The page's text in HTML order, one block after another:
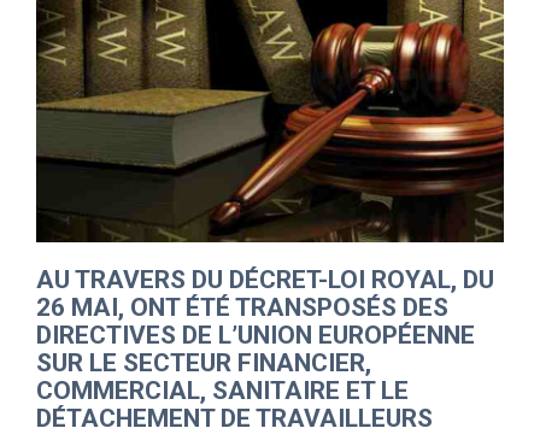
AU TRAVERS DU DÉCRET-LOI ROYAL, DU
26 MAI, ONT ÉTÉ TRANSPOSÉS DES
DIRECTIVES DE L’UNION EUROPÉENNE
SUR LE SECTEUR FINANCIER,
COMMERCIAL, SANITAIRE ET LE
DÉTACHEMENT DE TRAVAILLEURS